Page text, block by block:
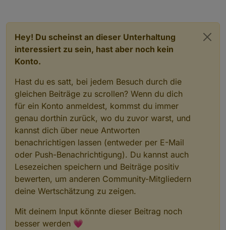
Hey! Du scheinst an dieser Unterhaltung
interessiert zu sein, hast aber noch kein
Konto.
Hast du es satt, bei jedem Besuch durch die
gleichen Beiträge zu scrollen? Wenn du dich
für ein Konto anmeldest, kommst du immer
genau dorthin zurück, wo du zuvor warst, und
kannst dich über neue Antworten
benachrichtigen lassen (entweder per E-Mail
oder Push-Benachrichtigung). Du kannst auch
Lesezeichen speichern und Beiträge positiv
bewerten, um anderen Community-Mitgliedern
deine Wertschätzung zu zeigen.
Mit deinem Input könnte dieser Beitrag noch
besser werden 💗